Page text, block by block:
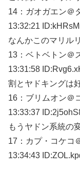
14： ガオガエン＠
13:32:21
なんかこのマリル
13： ベトベトン＠
13:31:58
割とヤドキングは
16： ブリムオン＠
13:33:37
もうヤドン系統の
17： カプ・コケコ
13:34:43